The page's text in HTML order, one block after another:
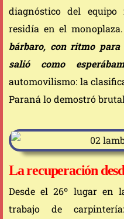
diagnóstico del
residía en el monoplaza.
bárbaro, con ritmo para
salió como
automovilismo: la
Paraná lo demostró
La recuperación
Desde el 26º lugar en
trabajo de